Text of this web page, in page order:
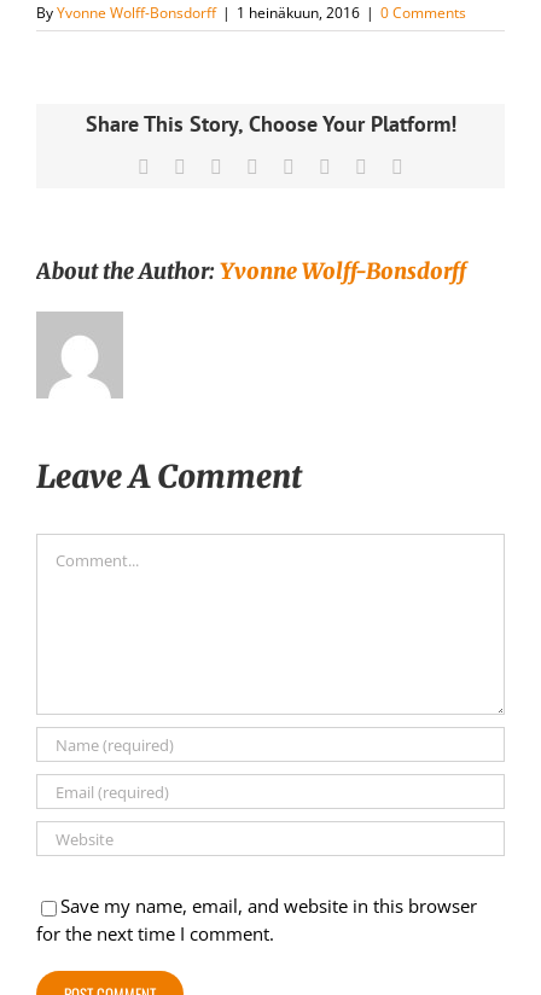
ByYvonne Wolff-Bonsdorff | 1 heinäkuun, 2016 | 0 Comments
Share This Story, Choose Your Platform!
Facebook Reddit LinkedIn
TumblrPinterest
About the Author:Yvonne Wolff-Bonsdorff
Leave A Comment
Save my name, email, and website in this browser
for the next time I comment.